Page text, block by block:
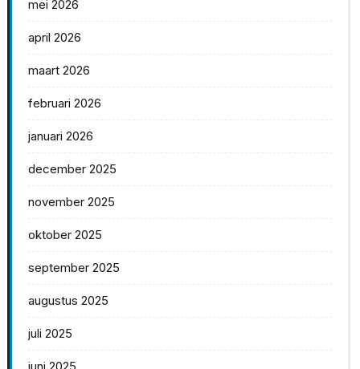
mei 2026
april 2026
maart 2026
februari 2026
januari 2026
december 2025
november 2025
oktober 2025
september 2025
augustus 2025
juli 2025